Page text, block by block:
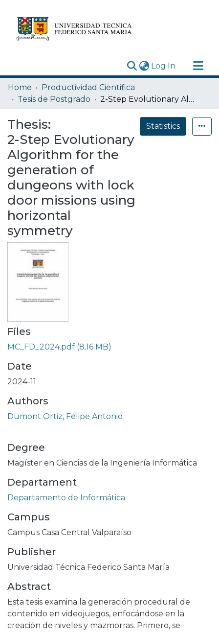
Log In (current)
Research Outputs
Statistics
Depósito
Home
Productividad Cientifica
Tesis de Postgrado
2-Step Evolutionary Algorithm for the generation of dungeons with lock door missions using horizontal symmetry
Thesis:
2-Step Evolutionary
Algorithm for the
generation of
dungeons with lock
door missions using
horizontal
symmetry
Statistics
Files
MC_FD_2024.pdf (8.16 MB)
Date
2024-11
Authors
Dumont Ortiz, Felipe Antonio
Degree
Magíster en Ciencias de la Ingeniería Informática
Departament
Departamento de Informática
Campus
Campus Casa Central Valparaíso
Publisher
Universidad Técnica Federico Santa María
Abstract
Esta tesis examina la generación procedural de
contenido en videojuegos, enfocándose en la
creación de niveles y mazmorras. Primero, se